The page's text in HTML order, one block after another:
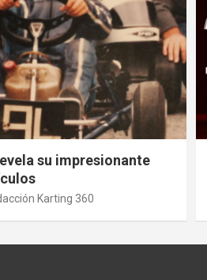
su impresionante
Karting 360